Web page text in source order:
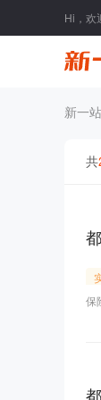
Hi，欢
新一
共
保